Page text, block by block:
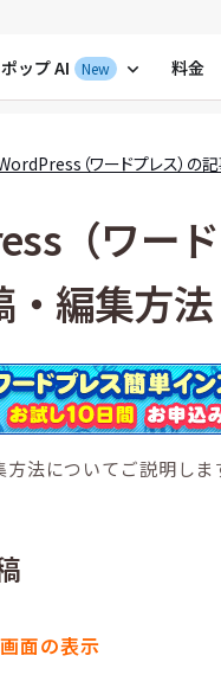
ペパボ
ップ AI New expand_more 料金
（ワードプレス）の
（ワー
・編集方法
法についてご説明しま
面の表示